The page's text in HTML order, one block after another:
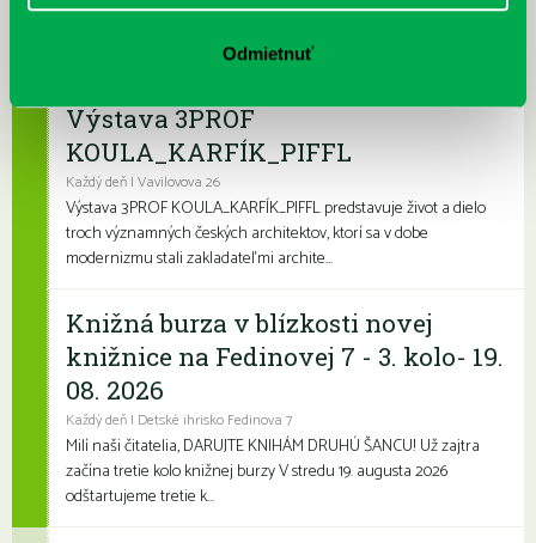
Odmietnuť
pre deti, čítanie na kúpalisko ...
Výstava 3PROF
KOULA_KARFÍK_PIFFL
Každý deň | Vavilovova 26
Výstava 3PROF KOULA_KARFÍK_PIFFL predstavuje život a dielo
troch významných českých architektov, ktorí sa v dobe
modernizmu stali zakladateľmi archite...
Knižná burza v blízkosti novej
knižnice na Fedinovej 7 - 3. kolo- 19.
08. 2026
Každý deň | Detské ihrisko Fedinova 7
Milí naši čitatelia, DARUJTE KNIHÁM DRUHÚ ŠANCU! Už zajtra
začína tretie kolo knižnej burzy V stredu 19. augusta 2026
odštartujeme tretie k...